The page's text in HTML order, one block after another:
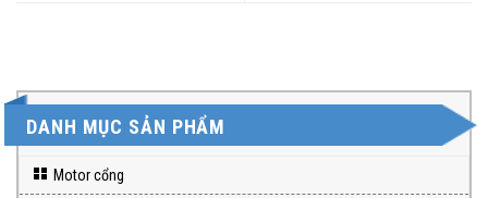
DANH MỤC SẢN PHẨM
Motor cổng